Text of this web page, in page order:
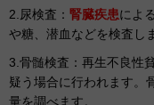
2.尿検査： 腎臓疾患によ
や糖、潜血などを検査し
3.骨髄検査：再生不良性
疑う場合に行われます。
量を調べます。